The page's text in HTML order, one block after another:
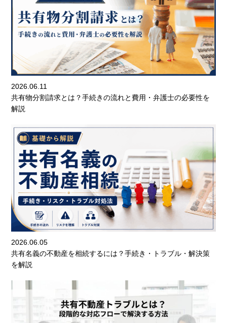
2026.06.11
共有物分割請求とは？手続きの流れと費用・弁護士の必要性を
解説
2026.06.05
共有名義の不動産を相続するには？手続き・トラブル・解決策
を解説